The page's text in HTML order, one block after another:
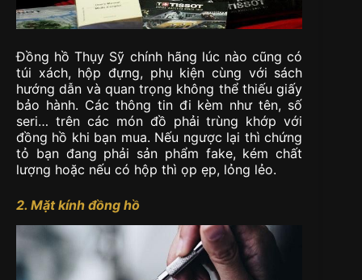
Đồng hồ Thụy Sỹ chính hãng lúc nào cũng có
túi xách, hộp đựng, phụ kiện cùng với sách
hướng dẫn và quan trọng không thể thiếu giấy
bảo hành. Các thông tin đi kèm như tên, số
seri… trên các món đồ phải trùng khớp với
đồng hồ khi bạn mua. Nếu ngược lại thì chứng
tỏ bạn đang phải sản phẩm fake, kém chất
lượng hoặc nếu có hộp thì ọp ẹp, lỏng lẻo.
2. Mặt kính đồng hồ